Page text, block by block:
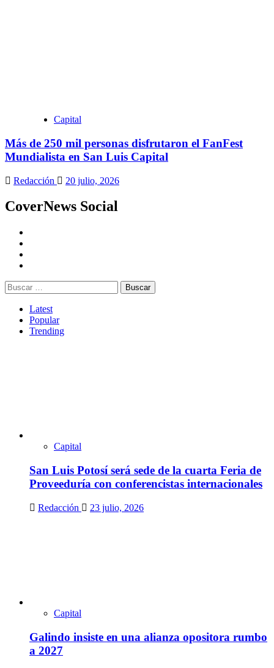
Capital
Más de 250 mil personas disfrutaron el FanFest
Mundialista en San Luis Capital
Redacción 20 julio, 2026
CoverNews Social
Buscar:
Latest
Popular
Trending
Capital
San Luis Potosí será sede de la cuarta Feria de
Proveeduría con conferencistas internacionales
Redacción 23 julio, 2026
Capital
Galindo insiste en una alianza opositora rumbo
a 2027